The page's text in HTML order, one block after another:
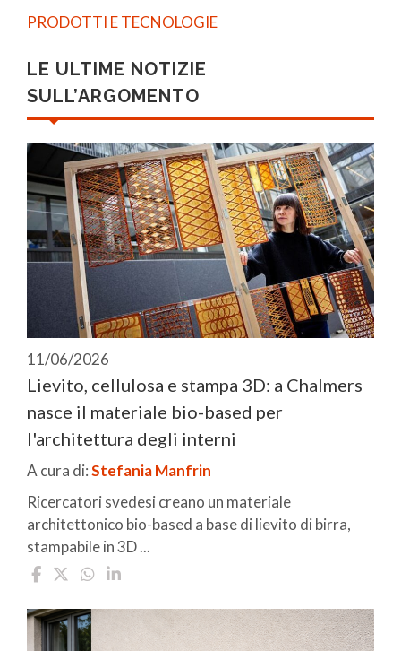
PRODOTTI E TECNOLOGIE
LE ULTIME NOTIZIE
SULL’ARGOMENTO
11/06/2026
Lievito, cellulosa e stampa 3D: a Chalmers
nasce il materiale bio-based per
l'architettura degli interni
A cura di:Stefania Manfrin
Ricercatori svedesi creano un materiale
architettonico bio-based a base di lievito di birra,
stampabile in 3D ...